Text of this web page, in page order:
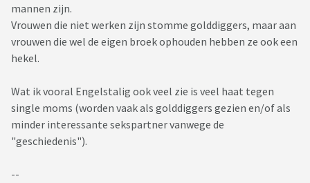
mannen zijn.
Vrouwen die niet werken zijn stomme golddiggers, maar aan
vrouwen die wel de eigen broek ophouden hebben ze ook een
hekel.
Wat ik vooral Engelstalig ook veel zie is veel haat tegen
single moms (worden vaak als golddiggers gezien en/of als
minder interessante sekspartner vanwege de
"geschiedenis").
--